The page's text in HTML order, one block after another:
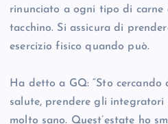
rinunciato a ogni tipo di carne
tacchino. Si assicura di
esercizio fisico quando può.
Ha detto a GQ: “Sto
salute, prendere gli integratori
molto sano. Quest’estate ho